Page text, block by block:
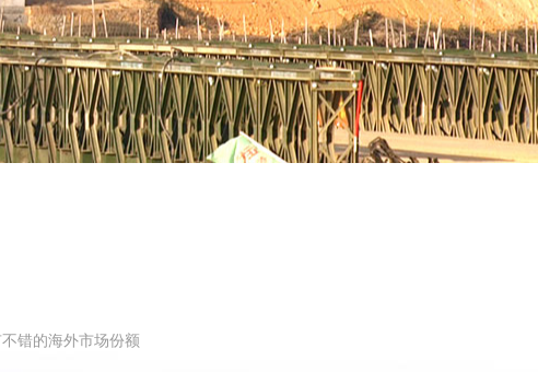
错的海外市场份额